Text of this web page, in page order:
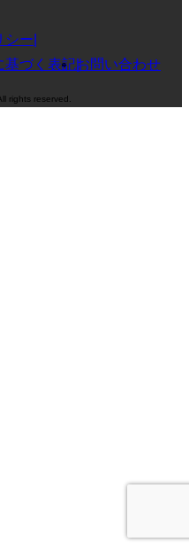
シー
基づく表記お問い合わせ
rights reserved.